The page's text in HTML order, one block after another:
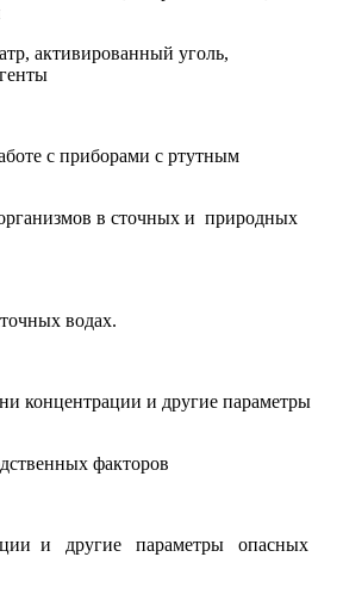
активированный уголь,
с приборами с ртутным
в сточных и природных
водах.
концентрации и другие параметры
факторов
и другие параметры опасных